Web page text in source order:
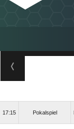
17:15 Pokalspiel